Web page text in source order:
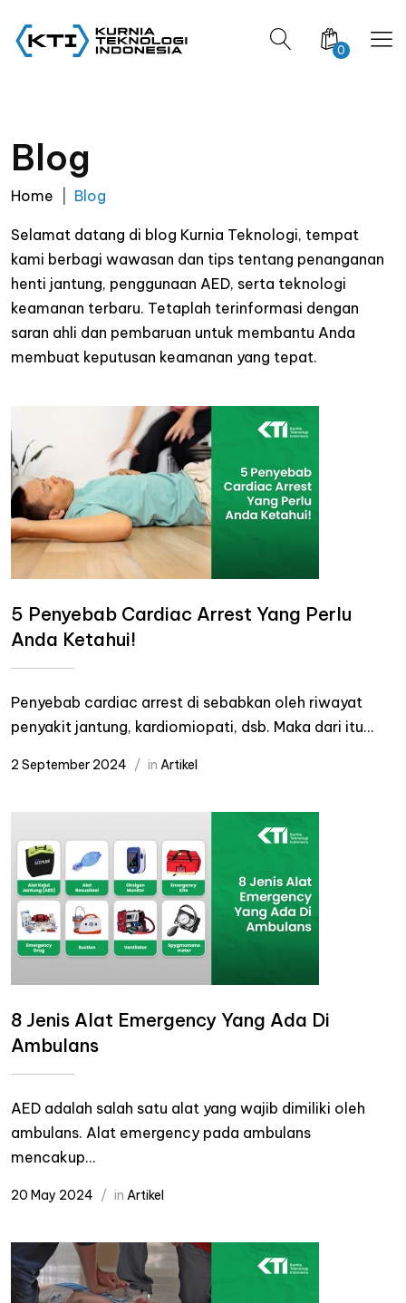
0
Blog
Home Blog
Selamat datang di blog Kurnia Teknologi, tempat
kami berbagi wawasan dan tips tentang penanganan
henti jantung, penggunaan AED, serta teknologi
keamanan terbaru. Tetaplah terinformasi dengan
saran ahli dan pembaruan untuk membantu Anda
membuat keputusan keamanan yang tepat.
5 Penyebab Cardiac Arrest Yang Perlu
Anda Ketahui!
Penyebab cardiac arrest di sebabkan oleh riwayat
penyakit jantung, kardiomiopati, dsb. Maka dari itu...
2 September 2024 in Artikel
8 Jenis Alat Emergency Yang Ada Di
Ambulans
AED adalah salah satu alat yang wajib dimiliki oleh
ambulans. Alat emergency pada ambulans
mencakup...
20 May 2024 in Artikel